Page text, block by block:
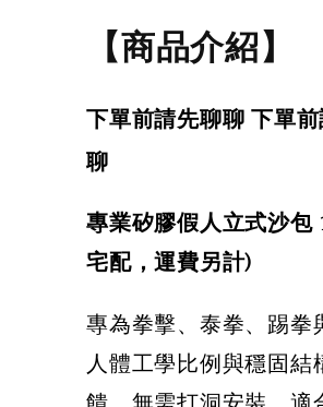
【商品介紹】
下單前請先聊聊 下單
聊
專業矽膠假人立式沙包
宅配，運費另計)
專為拳擊、泰拳、踢拳
人體工學比例與穩固結